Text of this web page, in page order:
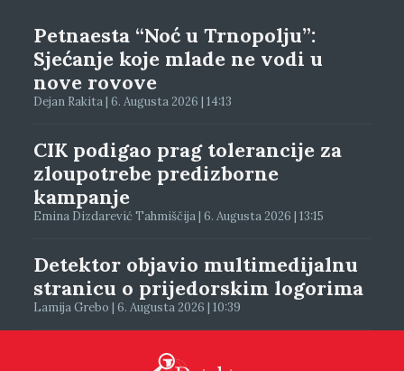
Petnaesta “Noć u Trnopolju”:
Sjećanje koje mlade ne vodi u
nove rovove
Dejan Rakita | 6. Augusta 2026 | 14:13
CIK podigao prag tolerancije za
zloupotrebe predizborne
kampanje
Emina Dizdarević Tahmiščija | 6. Augusta 2026 | 13:15
Detektor objavio multimedijalnu
stranicu o prijedorskim logorima
Lamija Grebo | 6. Augusta 2026 | 10:39